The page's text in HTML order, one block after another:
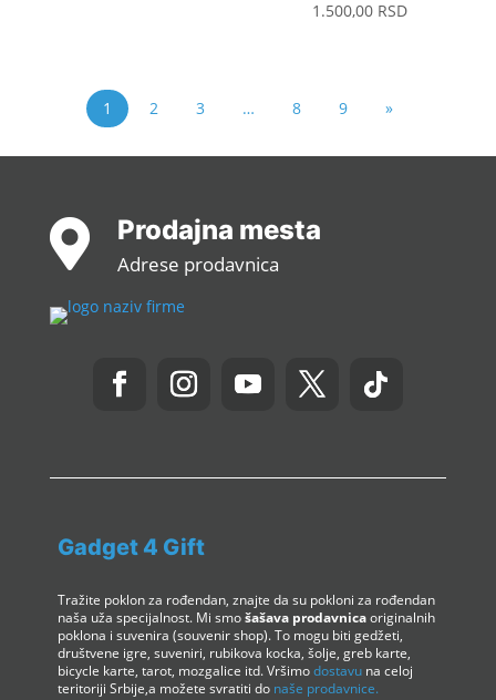
1.500,00 RSD
1 2 3 … 8 9 »
 Prodajna mesta
Adrese prodavnica
Gadget 4 Gift
Tražite poklon za rođendan, znajte da su pokloni za rođendan
naša uža specijalnost. Mi smošašava prodavnicaoriginalnih
poklona i suvenira (souvenir shop). To mogu biti gedžeti,
društvene igre, suveniri, rubikova kocka, šolje, greb karte,
bicycle karte, tarot, mozgalice itd. Vršimodostavu na celoj
teritoriji Srbije,a možete svratiti do naše prodavnice.